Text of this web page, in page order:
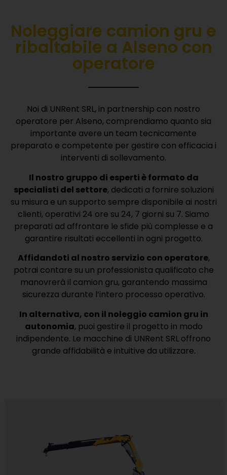
Noleggiare camion gru e
ribaltabile a Alseno con
operatore
Noi di UNRent SRL, in partnership con nostro
operatore per Alseno, comprendiamo quanto sia
importante avere un team tecnicamente
preparato e competente per gestire con efficacia i
interventi di sollevamento.
Il nostro gruppo di esperti è formato da
specialisti del settore, dedicati a fornire soluzioni
su misura e un supporto sempre disponibile ai nostri
clienti, operativi 24 ore su 24, 7 giorni su 7. Siamo
preparati ad affrontare le sfide più complesse e a
garantire risultati eccellenti in ogni progetto.
Affidandoti al nostro servizio con operatore,
potrai contare su un professionista qualificato che
manovrerà il camion gru, garantendo massima
sicurezza durante l’intero processo operativo.
In alternativa, con il noleggio camion gru in
autonomia, puoi gestire il progetto in modo
indipendente. Le macchine di UNRent SRL offrono
grande affidabilità e intuitive da utilizzare.